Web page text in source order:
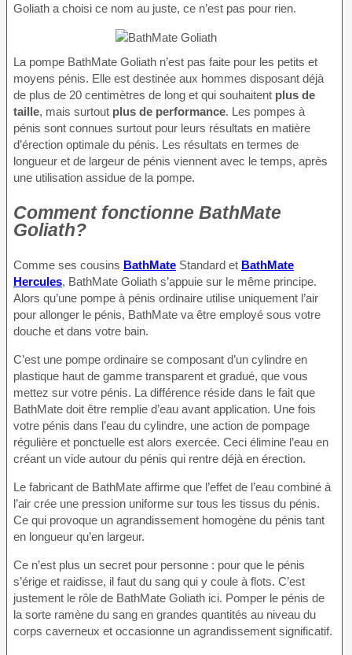
Goliath a choisi ce nom au juste, ce n’est pas pour rien.
La pompe BathMate Goliath n’est pas faite pour les petits et
moyens pénis. Elle est destinée aux hommes disposant déjà
de plus de 20 centimètres de long et qui souhaitent plus de
taille, mais surtout plus de performance. Les pompes à
pénis sont connues surtout pour leurs résultats en matière
d’érection optimale du pénis. Les résultats en termes de
longueur et de largeur de pénis viennent avec le temps, après
une utilisation assidue de la pompe.
Comment fonctionne BathMate
Goliath?
Comme ses cousins BathMate Standard et BathMate
Hercules, BathMate Goliath s’appuie sur le même principe.
Alors qu’une pompe à pénis ordinaire utilise uniquement l’air
pour allonger le pénis, BathMate va être employé sous votre
douche et dans votre bain.
C’est une pompe ordinaire se composant d’un cylindre en
plastique haut de gamme transparent et gradué, que vous
mettez sur votre pénis. La différence réside dans le fait que
BathMate doit être remplie d’eau avant application. Une fois
votre pénis dans l’eau du cylindre, une action de pompage
régulière et ponctuelle est alors exercée. Ceci élimine l’eau en
créant un vide autour du pénis qui rentre déjà en érection.
Le fabricant de BathMate affirme que l’effet de l’eau combiné à
l’air crée une pression uniforme sur tous les tissus du pénis.
Ce qui provoque un agrandissement homogène du pénis tant
en longueur qu’en largeur.
Ce n’est plus un secret pour personne : pour que le pénis
s’érige et raidisse, il faut du sang qui y coule à flots. C’est
justement le rôle de BathMate Goliath ici. Pomper le pénis de
la sorte ramène du sang en grandes quantités au niveau du
corps caverneux et occasionne un agrandissement significatif.